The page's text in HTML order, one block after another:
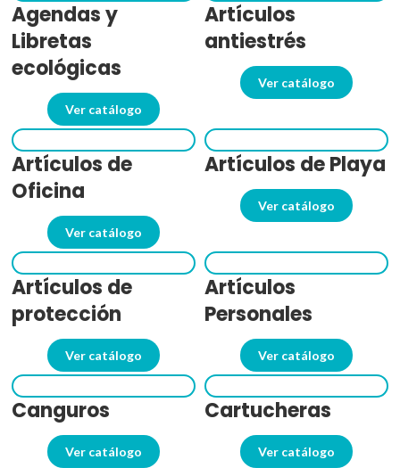
Agendas y
Libretas
ecológicas
Ver catálogo
Artículos
antiestrés
Ver catálogo
Artículos de
Oficina
Ver catálogo
Artículos de Playa
Ver catálogo
Artículos de
protección
Ver catálogo
Artículos
Personales
Ver catálogo
Canguros
Ver catálogo
Cartucheras
Ver catálogo